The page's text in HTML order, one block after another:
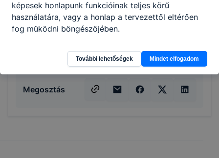
Megosztás
képesek honlapunk funkcióinak teljes körű
használatára, vagy a honlap a tervezettől eltérően
fog működni böngészőjében.
További lehetőségek Mindet elfogadom